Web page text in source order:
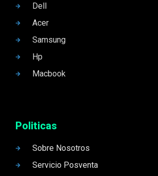
Dell
Acer
Samsung
Hp
Macbook
Politicas
Sobre Nosotros
Servicio Posventa